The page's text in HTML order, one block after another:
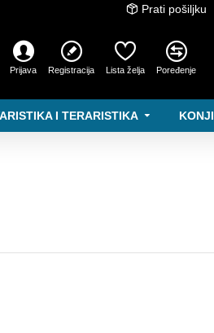
Prati pošiljku
Prijava Registracija Lista želja Poređenje
I TERARISTIKA KONJI